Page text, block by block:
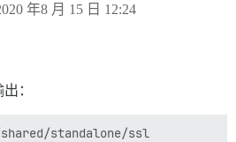
年8 月 15 日 12:24
：
standalone/ssl